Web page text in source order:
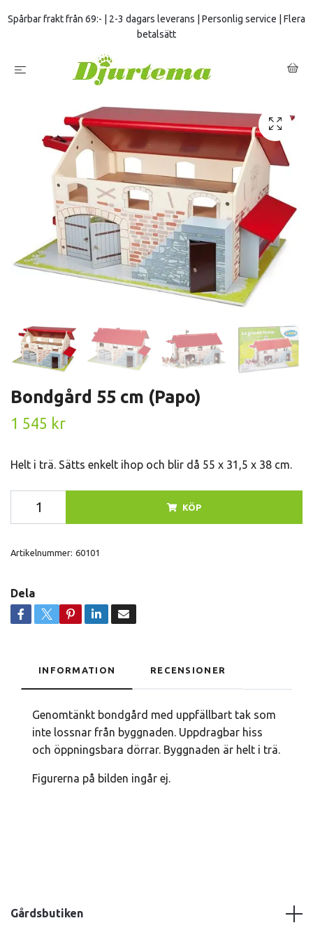
Spårbar frakt från 69:- | 2-3 dagars leverans | Personlig service | Flera
betalsätt
Bondgård 55 cm (Papo)
1 545 kr
Helt i trä. Sätts enkelt ihop och blir då 55 x 31,5 x 38 cm.
KÖP
Artikelnummer: 60101
Dela
INFORMATION RECENSIONER
Genomtänkt bondgård med uppfällbart tak som
inte lossnar från byggnaden. Uppdragbar hiss
och öppningsbara dörrar. Byggnaden är helt i trä.
Figurerna på bilden ingår ej.
Gårdsbutiken